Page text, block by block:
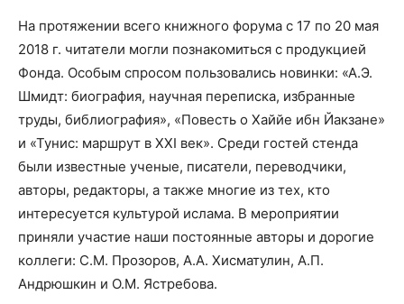
На протяжении всего книжного форума с 17 по 20 мая
2018 г. читатели могли познакомиться с продукцией
Фонда. Особым спросом пользовались новинки: «А.Э.
Шмидт: биография, научная переписка, избранные
труды, библиография», «Повесть о Хаййе ибн Йакзане»
и «Тунис: маршрут в XXI век». Среди гостей стенда
были известные ученые, писатели, переводчики,
авторы, редакторы, а также многие из тех, кто
интересуется культурой ислама. В мероприятии
приняли участие наши постоянные авторы и дорогие
коллеги: С.М. Прозоров, А.А. Хисматулин, А.П.
Андрюшкин и О.М. Ястребова.